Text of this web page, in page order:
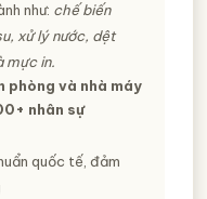
như: chế biến
xử lý nước, dệt
mực in.
phòng và nhà máy
nhân sự
quốc tế, đảm